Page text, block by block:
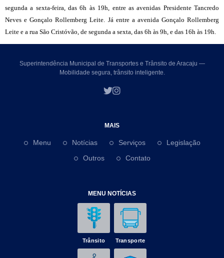
segunda a sexta-feira, das 6h às 19h, entre as avenidas Presidente Tancredo
Neves e Gonçalo Rollemberg Leite. Já entre a avenida Gonçalo Rollemberg
Leite e a rua São Cristóvão, de segunda a sexta, das 6h às 9h, e das 16h às 19h.
Superintendência Municipal de Transportes e Trânsito de Aracaju —
Mobilidade segura, trânsito inteligente.
MAIS
Menu Notícias Serviços
Legislação
Outros
Contato
MENU NOTÍCIAS
Trânsito Transporte